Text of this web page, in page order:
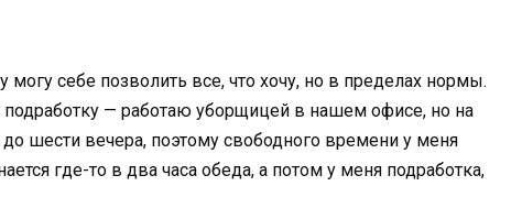
себе позволить все, что хочу, но в пределах нормы.
— работаю уборщицей в нашем офисе, но на
шести вечера, поэтому свободного времени у меня
где-то в два часа обеда, а потом у меня подработка,